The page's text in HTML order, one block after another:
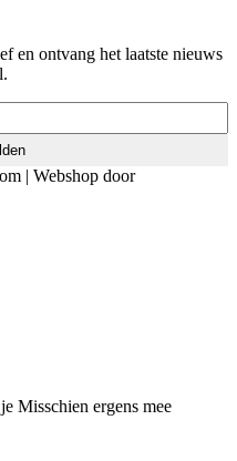
en ontvang het laatste nieuws
| Webshop door
Misschien ergens mee